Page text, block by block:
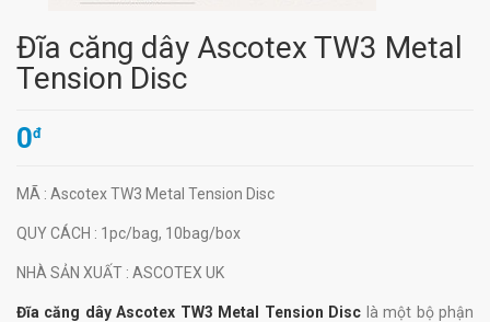
Đĩa căng dây Ascotex TW3 Metal
Tension Disc
0đ
MÃ : Ascotex TW3 Metal Tension Disc
QUY CÁCH : 1pc/bag, 10bag/box
NHÀ SẢN XUẤT : ASCOTEX UK
Đĩa căng dây Ascotex TW3 Metal Tension Disc là một bộ phận